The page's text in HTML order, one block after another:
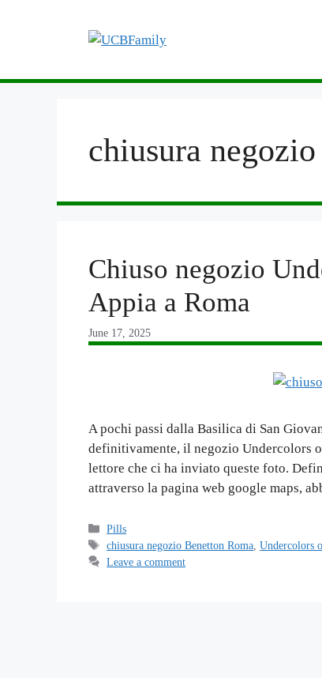
chiusura
Chiuso negozio
Appia a Roma
June 17, 2025
A pochi passi dalla Basilica di San
definitivamente, il negozio Undercolors
lettore che ci ha inviato queste foto.
attraverso la pagina web google maps,
Categories
Pills
Tags
chiusura negozio Benetton Roma ,Undercolors
Leave a comment